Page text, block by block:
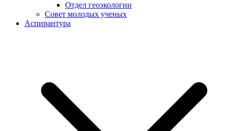
Отдел геоэкологии
Совет молодых ученых
Аспирантура